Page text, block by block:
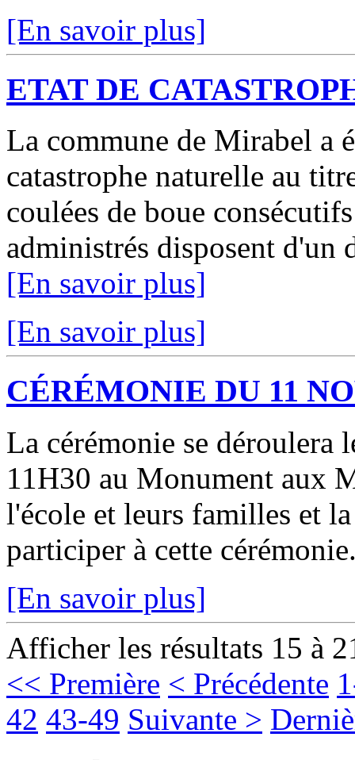
[En savoir plus]
ETAT DE
La commune de Mirabel a
catastrophe naturelle au
coulées de boue
administrés disposent d'un
[En savoir plus]
[En savoir plus]
CÉRÉMONIE DU 11
La cérémonie se déroulera
11H30 au Monument aux
l'école et leurs familles et
participer à cette
[En savoir plus]
Afficher les résultats 15 à
<< Première < Précédente
42 43-49 Suivante >